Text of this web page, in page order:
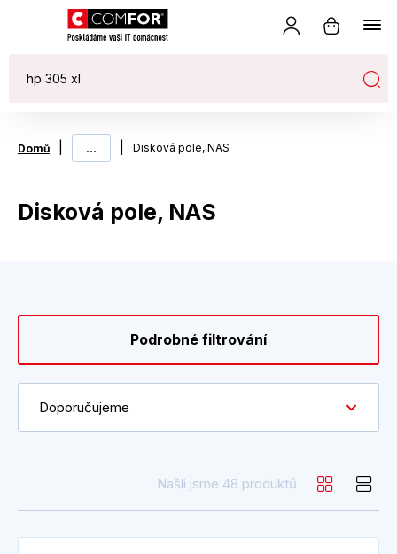
Domů ... Disková pole, NAS
Disková pole, NAS
Podrobné filtrování
Doporučujeme
Našli jsme 48 produktů